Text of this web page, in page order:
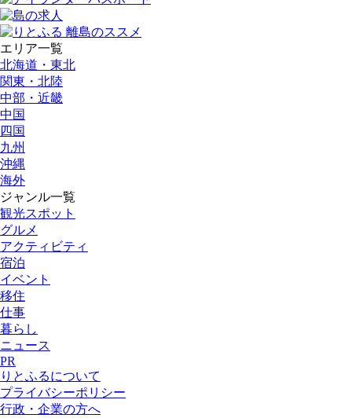
エリア一覧
北海道・東北
関東・北陸
中部・近畿
中国
四国
九州
沖縄
海外
ジャンル一覧
観光スポット
グルメ
アクティビティ
宿泊
イベント
移住
仕事
暮らし
ニュース
PR
りとふるについて
プライバシーポリシー
行政・企業の方へ